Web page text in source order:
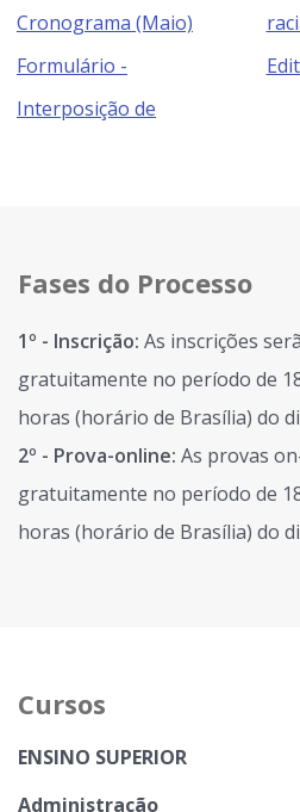
Cronograma (Maio)
Formulário -
Interposição de
Fases do Processo
1º - Inscrição: As inscrições
gratuitamente no período de
horas (horário de Brasília) do
2º - Prova-online: As provas
gratuitamente no período de
horas (horário de Brasília) do
Cursos
ENSINO SUPERIOR
Administração